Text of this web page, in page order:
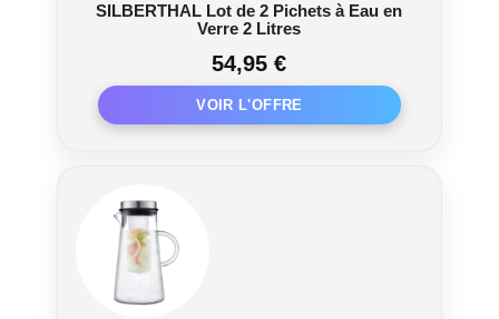
SILBERTHAL Lot de 2 Pichets à Eau en
Verre 2 Litres
54,95 €